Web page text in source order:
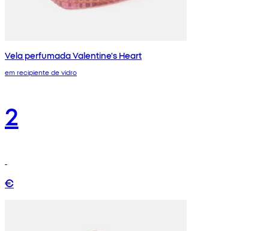
Vela perfumada Valentine's Heart
em recipiente de vidro
2
€